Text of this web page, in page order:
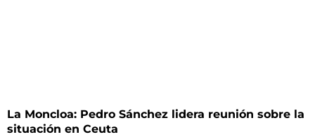
La Moncloa: Pedro Sánchez lidera reunión sobre la
situación en Ceuta